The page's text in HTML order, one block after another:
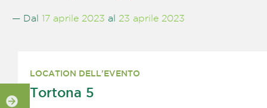
— Dal 17 aprile 2023 al 23 aprile 2023
LOCATION DELL'EVENTO
Tortona 5